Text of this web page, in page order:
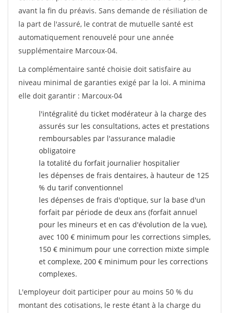
avant la fin du préavis. Sans demande de résiliation de
la part de l'assuré, le contrat de mutuelle santé est
automatiquement renouvelé pour une année
supplémentaire Marcoux-04.
La complémentaire santé choisie doit satisfaire au
niveau minimal de garanties exigé par la loi. A minima
elle doit garantir : Marcoux-04
l'intégralité du ticket modérateur à la charge des
assurés sur les consultations, actes et prestations
remboursables par l'assurance maladie
obligatoire
la totalité du forfait journalier hospitalier
les dépenses de frais dentaires, à hauteur de 125
% du tarif conventionnel
les dépenses de frais d'optique, sur la base d'un
forfait par période de deux ans (forfait annuel
pour les mineurs et en cas d'évolution de la vue),
avec 100 € minimum pour les corrections simples,
150 € minimum pour une correction mixte simple
et complexe, 200 € minimum pour les corrections
complexes.
L'employeur doit participer pour au moins 50 % du
montant des cotisations, le reste étant à la charge du